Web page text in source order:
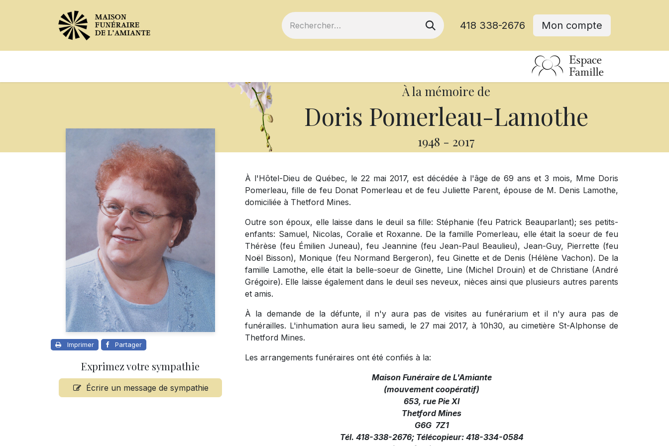
418 338-2676 Mon compte
À la mémoire de
Doris Pomerleau-Lamothe
1948 - 2017
Imprimer Partager
Exprimez votre sympathie
Écrire un message de sympathie
À l'Hôtel-Dieu de Québec, le 22 mai 2017, est décédée à l'âge de 69 ans et 3 mois, Mme Doris
Pomerleau, fille de feu Donat Pomerleau et de feu Juliette Parent, épouse de M. Denis Lamothe,
domiciliée à Thetford Mines.
Outre son époux, elle laisse dans le deuil sa fille: Stéphanie (feu Patrick Beauparlant); ses petits-
enfants: Samuel, Nicolas, Coralie et Roxanne. De la famille Pomerleau, elle était la soeur de feu
Thérèse (feu Émilien Juneau), feu Jeannine (feu Jean-Paul Beaulieu), Jean-Guy, Pierrette (feu
Noël Bisson), Monique (feu Normand Bergeron), feu Ginette et de Denis (Hélène Vachon). De la
famille Lamothe, elle était la belle-soeur de Ginette, Line (Michel Drouin) et de Christiane (André
Grégoire). Elle laisse également dans le deuil ses neveux, nièces ainsi que plusieurs autres parents
et amis.
À la demande de la défunte, il n'y aura pas de visites au funérarium et il n'y aura pas de
funérailles. L'inhumation aura lieu samedi, le 27 mai 2017, à 10h30, au cimetière St-Alphonse de
Thetford Mines.
Les arrangements funéraires ont été confiés à la:
Maison Funéraire de L'Amiante
(mouvement coopératif)
653, rue Pie XI
Thetford Mines
G6G 7Z1
Tél. 418-338-2676; Télécopieur: 418-334-0584